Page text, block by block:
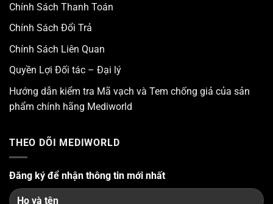
Chính Sách Thanh Toán
Chính Sách Đổi Trả
Chính Sách Liên Quan
Quyền Lợi Đối tác – Đại lý
Hướng dẫn kiểm tra Mã vạch và Tem chống giả của sản
phẩm chính hãng Mediworld
THEO DÕI MEDIWORLD
Đăng ký để nhận thông tin mới nhất